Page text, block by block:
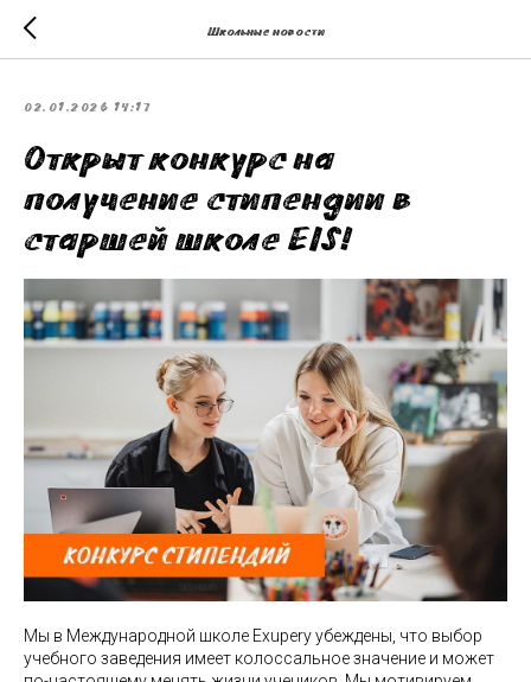
Школьные новости
02.01.2026 14:17
Открыт конкурс на
получение стипендии в
старшей школе EIS!
Мы в Международной школе Exupery убеждены, что выбор
учебного заведения имеет колоссальное значение и может